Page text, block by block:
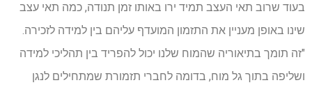
בעוד שרוב תאי העצב תמיד ירו באותו זמן תנודה, כמה תאי עצב
שינו באופן מעניין את התזמון המועדף עליהם בין למידה לזכירה.
"זה תומך בתיאוריה שהמוח שלנו יכול להפריד בין תהליכי למידה
ושליפה בתוך גל מוח, בדומה לחברי תזמורת שמתחילים לנגן